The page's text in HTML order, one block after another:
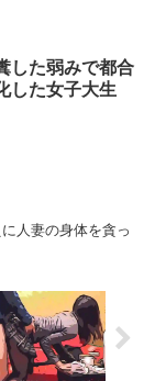
した弱みで都合
した女子大生
人妻の身体を貪っ